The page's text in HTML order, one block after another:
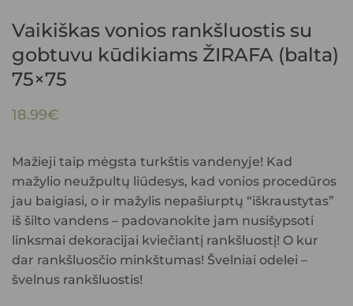
Vaikiškas vonios rankšluostis su
gobtuvu kūdikiams ŽIRAFA (balta)
75×75
18.99€
Mažieji taip mėgsta turkštis vandenyje! Kad
mažylio neužpultų liūdesys, kad vonios procedūros
jau baigiasi, o ir mažylis nepašiurptų “iškraustytas”
iš šilto vandens – padovanokite jam nusišypsoti
linksmai dekoracijai kviečiantį rankšluostį! O kur
dar rankšluosčio minkštumas! Švelniai odelei –
švelnus rankšluostis!